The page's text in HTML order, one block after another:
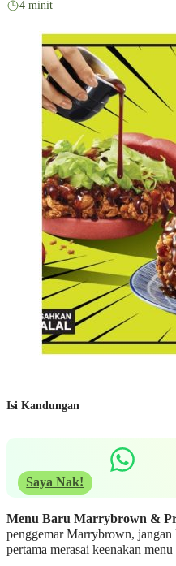
4 minit
Isi Kandungan
Saya Nak!
Menu Baru Marrybrown &
penggemar Marrybrown,
pertama merasai keenakan menu